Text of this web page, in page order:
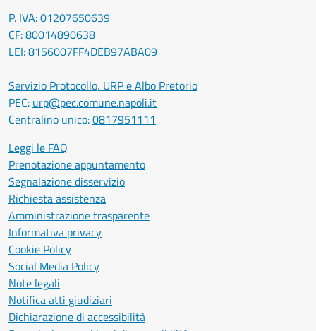
P. IVA: 01207650639
CF: 80014890638
LEI: 8156007FF4DEB97ABA09
Servizio Protocollo, URP e Albo Pretorio
PEC: urp@pec.comune.napoli.it
Centralino unico:0817951111
Leggi le FAQ
Prenotazione appuntamento
Segnalazione disservizio
Richiesta assistenza
Amministrazione trasparente
Informativa privacy
Cookie Policy
Social Media Policy
Note legali
Notifica atti giudiziari
Dichiarazione di accessibilità